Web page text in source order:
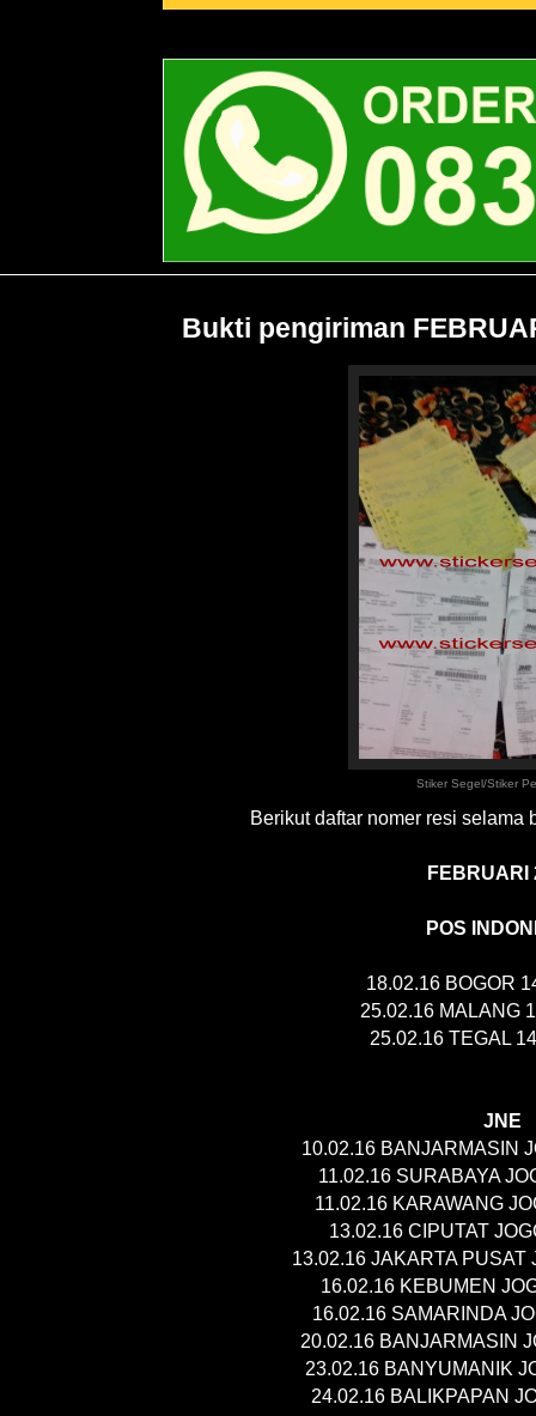
Bukti pengiriman
Stiker Segel/Stiker
Berikut daftar nomer resi
FEBRUARI
POS
18.02.16 BOGOR
25.02.16 MALANG
25.02.16 TEGAL
JNE
10.02.16 BANJARMASIN
11.02.16 SURABAYA
11.02.16 KARAWANG
13.02.16 CIPUTAT
13.02.16 JAKARTA PUSAT
16.02.16 KEBUMEN
16.02.16 SAMARINDA
20.02.16 BANJARMASIN
23.02.16 BANYUMANIK
24.02.16 BALIKPAPAN